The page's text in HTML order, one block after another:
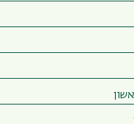
לחקר המוח –